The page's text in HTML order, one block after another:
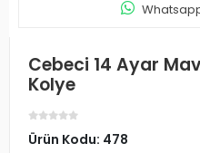
Cebeci 14 Ayar
Kolye
Ürün Kodu: 478